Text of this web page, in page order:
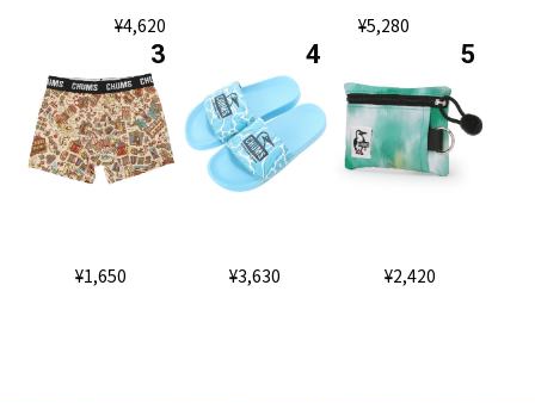
¥4,620 ¥5,280
¥1,650 ¥3,630 ¥2,420